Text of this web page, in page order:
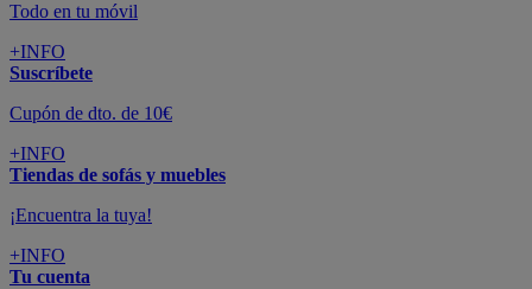
Todo en tu móvil
+INFO
Suscríbete
Cupón de dto. de 10€
+INFO
Tiendas de sofás y muebles
¡Encuentra la tuya!
+INFO
Tu cuenta